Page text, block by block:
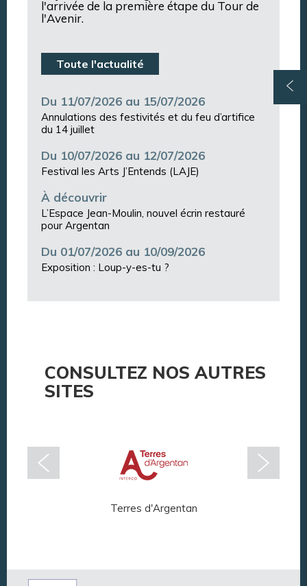
l'arrivée de la première étape du Tour de
l'Avenir.
Toute l'actualité
Du 11/07/2026 au 15/07/2026
Annulations des festivités et du feu d’artifice
du 14 juillet
Du 10/07/2026 au 12/07/2026
Festival les Arts J’Entends (LAJE)
À découvrir
L’Espace Jean-Moulin, nouvel écrin restauré
pour Argentan
Du 01/07/2026 au 10/09/2026
Exposition : Loup-y-es-tu ?
CONSULTEZ NOS AUTRES
SITES
Terres d'Argentan